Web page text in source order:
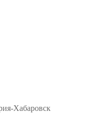
Хабаровск